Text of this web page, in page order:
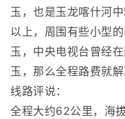
玉，也是玉龙喀什河
以上，周围有些小型
玉，中央电视台曾经
玉，那么全程路费就解
线路评说：
全程大约62公里，海